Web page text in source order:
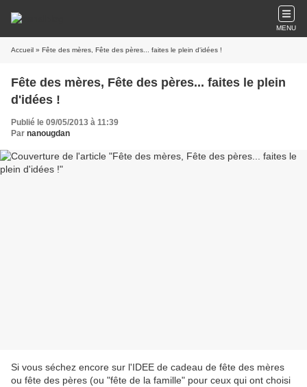
MENU
Accueil » Fête des mères, Fête des pères... faites le plein d'idées !
Fête des mères, Fête des pères... faites le plein
d'idées !
Publié le 09/05/2013 à 11:39
Par nanougdan
Si vous séchez encore sur l'IDEE de cadeau de fête des mères
ou fête des pères (ou "fête de la famille" pour ceux qui ont choisi